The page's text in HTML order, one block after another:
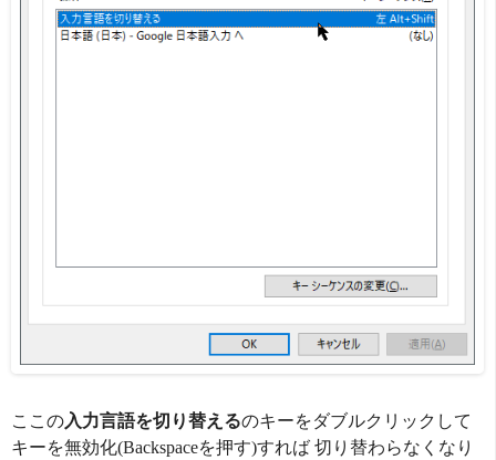
ここの入力言語を切り替えるのキーをダブルクリックして
キーを無効化(Backspaceを押す)すれば 切り替わらなくなり